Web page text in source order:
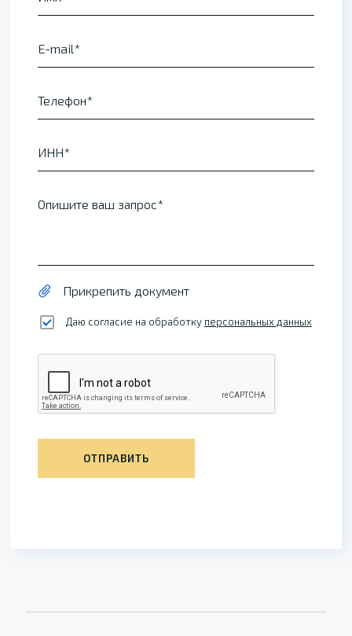
E-mail
Телефон
ИНН
Опишите ваш запрос
Прикрепить документ
Даю согласие на обработку персональных данных
ОТПРАВИТЬ